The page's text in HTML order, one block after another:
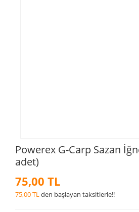
Powerex G-Carp Sazan
adet)
75,00 TL
75,00 TLden başlayan taksitlerle!!